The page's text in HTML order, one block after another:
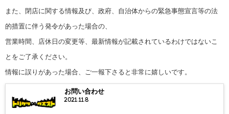
また、閉店に関する情報及び、政府、自治体からの緊急事態宣言等の法
的措置に伴う発令があった場合の、
営業時間、店休日の変更等、最新情報が記載されているわけではないこ
とをご了承ください。
情報に誤りがあった場合、ご一報下さると非常に嬉しいです。
お問い合わせ
2021.11.8